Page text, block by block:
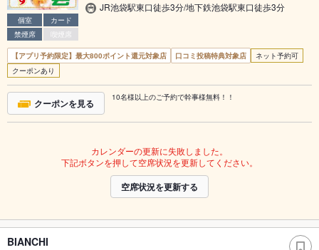
個室
カード
禁煙席
喫煙席
JR池袋駅東口徒歩3分/地下鉄池袋駅東口徒歩3分
【アプリ予約限定】最大800ポイント還元対象店 口コミ投稿特典対象店
ネット予約可
クーポンあり
クーポンを見る 10名様以上のご予約で幹事様無料！！
カレンダーの更新に失敗しました。
下記ボタンを押して空席状況を更新してください。
空席状況を更新する
BIANCHI